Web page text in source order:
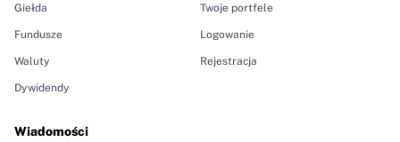
Giełda
Fundusze
Waluty
Dywidendy
Wiadomości
Twoje portfele
Logowanie
Rejestracja